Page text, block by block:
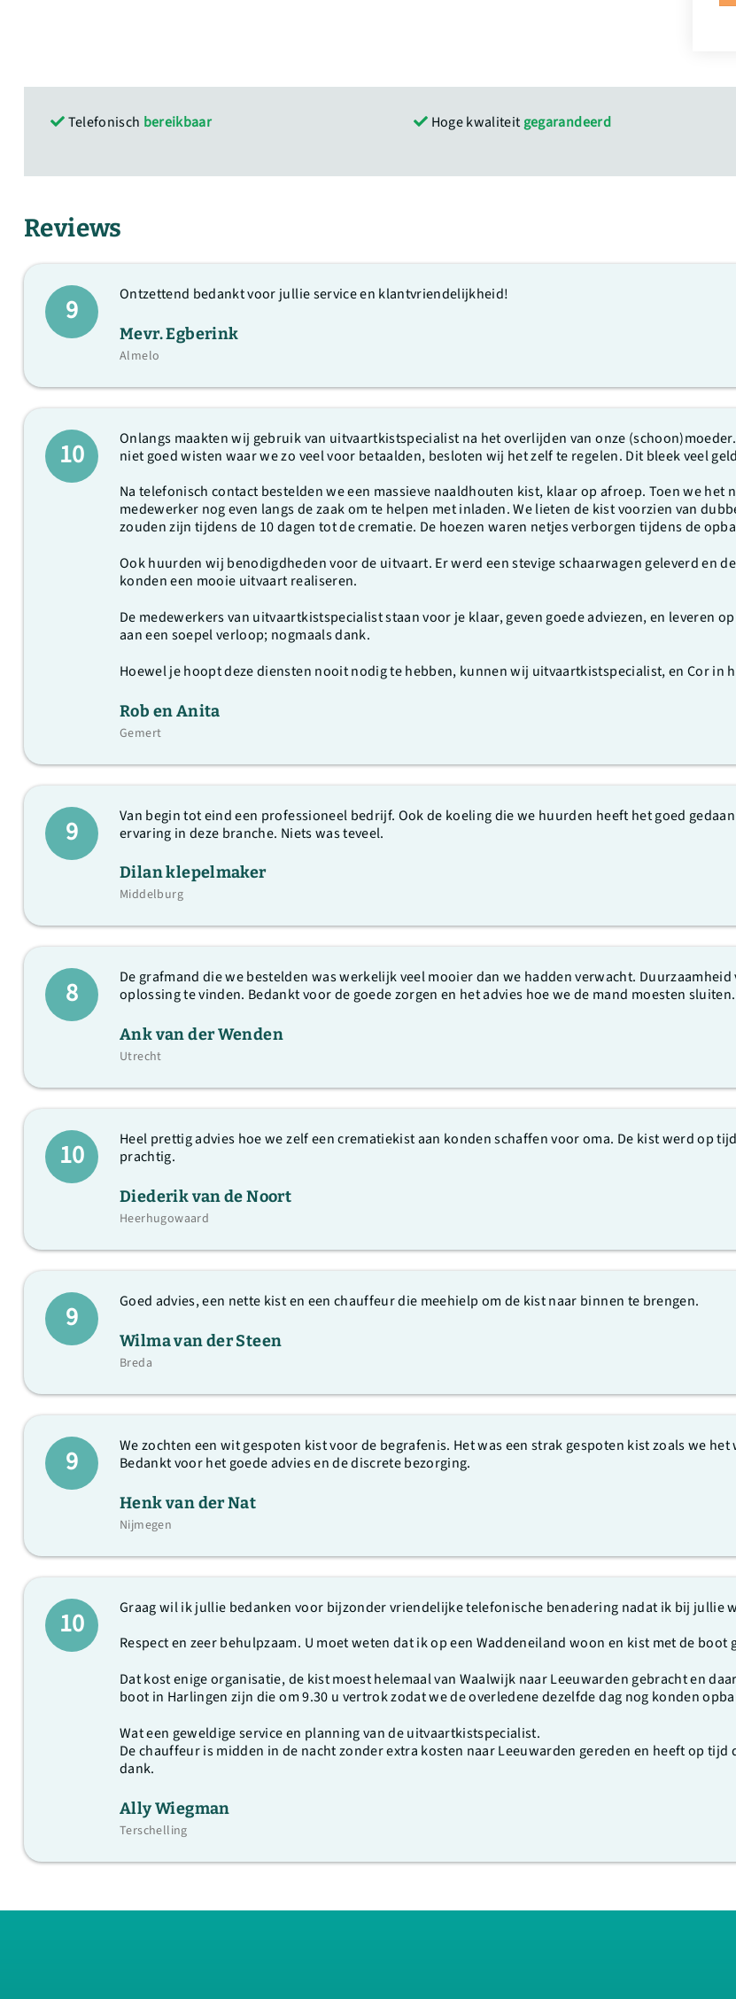
Telefonisch bereikbaar Hoge kwaliteitgegarandeerd
Reviews
9 Ontzettend bedankt voor jullie service en klantvriendelijkheid!
Mevr. Egberink
Almelo
10
Onlangs maakten wij gebruik van uitvaartkistspecialist na het overlijden van onze
niet goed wisten waar we zo veel voor betaalden, besloten wij het zelf te regelen. Dit bleek veel
Na telefonisch contact bestelden we een massieve naaldhouten kist, klaar op afroep. Toen we
medewerker nog even langs de zaak om te helpen met inladen. We lieten de kist voorzien van
zouden zijn tijdens de 10 dagen tot de crematie. De hoezen waren netjes verborgen tijdens de
Ook huurden wij benodigdheden voor de uitvaart. Er werd een stevige schaarwagen geleverd en
konden een mooie uitvaart realiseren.
De medewerkers van uitvaartkistspecialist staan voor je klaar, geven goede adviezen, en leveren
aan een soepel verloop; nogmaals dank.
Hoewel je hoopt deze diensten nooit nodig te hebben, kunnen wij uitvaartkistspecialist, en Cor in
Rob en Anita
Gemert
9
Van begin tot eind een professioneel bedrijf. Ook de koeling die we huurden heeft het goed
ervaring in deze branche. Niets was teveel.
Dilan klepelmaker
Middelburg
8
De grafmand die we bestelden was werkelijk veel mooier dan we hadden verwacht.
oplossing te vinden. Bedankt voor de goede zorgen en het advies hoe we de mand moesten sluiten.
Ank van der Wenden
Utrecht
10
Heel prettig advies hoe we zelf een crematiekist aan konden schaffen voor oma. De kist werd op
prachtig.
Diederik van de Noort
Heerhugowaard
9 Goed advies, een nette kist en een chauffeur die meehielp om de kist naar binnen te brengen.
Wilma van der Steen
Breda
9
We zochten een wit gespoten kist voor de begrafenis. Het was een strak gespoten kist zoals we
Bedankt voor het goede advies en de discrete bezorging.
Henk van der Nat
Nijmegen
10
Graag wil ik jullie bedanken voor bijzonder vriendelijke telefonische benadering nadat ik bij jullie
Respect en zeer behulpzaam. U moet weten dat ik op een Waddeneiland woon en kist met de
Dat kost enige organisatie, de kist moest helemaal van Waalwijk naar Leeuwarden gebracht en
boot in Harlingen zijn die om 9.30 u vertrok zodat we de overledene dezelfde dag nog konden
Wat een geweldige service en planning van de uitvaartkistspecialist.
De chauffeur is midden in de nacht zonder extra kosten naar Leeuwarden gereden en heeft op
dank.
Ally Wiegman
Terschelling